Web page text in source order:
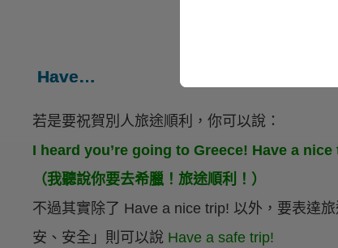
Have…
若是要祝賀別人旅途順利，你可以說：
I heard you’re going to Greece! Have a nice
（我聽說你要去希臘！旅途順利！）
不過其實除了 Have a nice trip! 以外，要表達
安、安全」則可以說 Have a safe trip!